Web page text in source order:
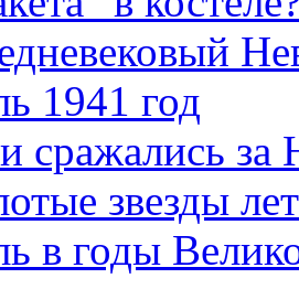
1941 год
сражались за
звезды
в годы